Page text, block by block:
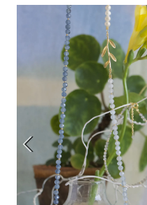
アトレ吉祥寺
KITTE丸の内
⼆⼦⽟川 Dogwood Plaza
横浜赤レンガ倉庫
ルクア⼤阪
Nail Salon
Spiral Nail Salon 青山
Spiral Schole
スパイラルが推進するエデュケーシ
ョンプログラム